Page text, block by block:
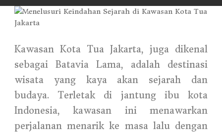
Kawasan Kota Tua Jakarta, juga dikenal
sebagai Batavia Lama, adalah destinasi
wisata yang kaya akan sejarah dan
budaya. Terletak di jantung ibu kota
Indonesia, kawasan ini menawarkan
perjalanan menarik ke masa lalu dengan